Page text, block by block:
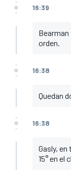
16:39
Bearman
orden.
16:38
Quedan
16:38
Gasly,
15° en el